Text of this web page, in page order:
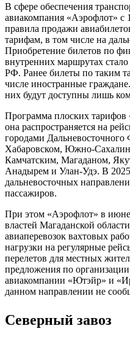
В сфере обеспечения
авиакомпания «Аэрофлот» с
правила продажи
тарифам, в том числе на
Приобретение билетов по
внутренних маршрутах
РФ. Ранее билеты по таким
числе иностранные
них будут доступны лишь
Программа плоских тарифов
она распространяется на
городами
Хабаровском, Южно-
Камчатским, Магаданом,
Анадырем и Улан-Удэ. В
дальневосточных
пассажиров.
При этом «Аэрофлот» в
властей Магаданской
авиаперевозок вахтовых
нагрузки на регулярные
перелетов для местных
предложения по
авиакомпании «Ютэйр» и
данном направлении не
Северный завоз